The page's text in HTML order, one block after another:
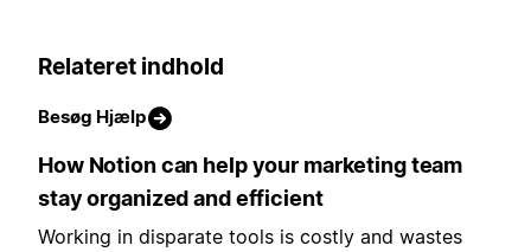
Relateret indhold
Besøg Hjælp
How Notion can help your marketing team
stay organized and efficient
Working in disparate tools is costly and wastes